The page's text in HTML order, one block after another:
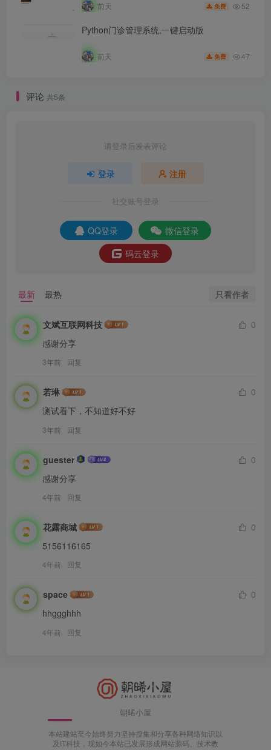
前天 免费 52
Python门诊管理系统,一键启动版
前天 免费 47
评论 共5条
请登录后发表评论
登录 注册
社交账号登录
QQ登录
微信登录
码云登录
最新 最热 只看作者
文斌互联网科技
0
感谢分享
3年前 回复
若琳
0
测试看下，不知道好不好
3年前 回复
guester
0
感谢分享
4年前 回复
花露商城
0
5156116165
4年前 回复
space
0
hhggghhh
4年前 回复
朝晞小屋
本站建站至今始终努力坚持搜集和分享各种网络知识以
及IT科技，现如今本站已发展形成网站源码、技术教